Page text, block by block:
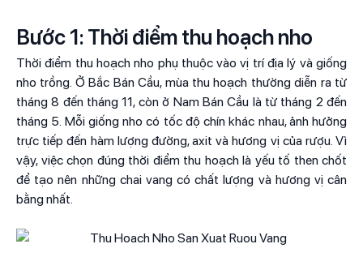
Bước 1: Thời điểm thu hoạch nho
Thời điểm thu hoạch nho phụ thuộc vào vị trí địa lý và giống
nho trồng. Ở Bắc Bán Cầu, mùa thu hoạch thường diễn ra từ
tháng 8 đến tháng 11, còn ở Nam Bán Cầu là từ tháng 2 đến
tháng 5. Mỗi giống nho có tốc độ chín khác nhau, ảnh hưởng
trực tiếp đến hàm lượng đường, axit và hương vị của rượu. Vì
vậy, việc chọn đúng thời điểm thu hoạch là yếu tố then chốt
để tạo nên những chai vang có chất lượng và hương vị cân
bằng nhất.